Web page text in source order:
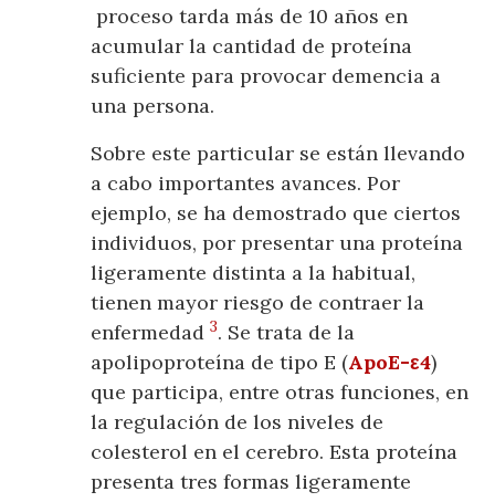
proceso tarda más de 10 años en
acumular la cantidad de proteína
suficiente para provocar demencia a
una persona.
Sobre este particular se están llevando
a cabo importantes avances. Por
ejemplo, se ha demostrado que ciertos
individuos, por presentar una proteína
ligeramente distinta a la habitual,
tienen mayor riesgo de contraer la
enfermedad3. Se trata de la
apolipoproteína de tipo E (ApoE-ε4)
que participa, entre otras funciones, en
la regulación de los niveles de
colesterol en el cerebro. Esta proteína
presenta tres formas ligeramente